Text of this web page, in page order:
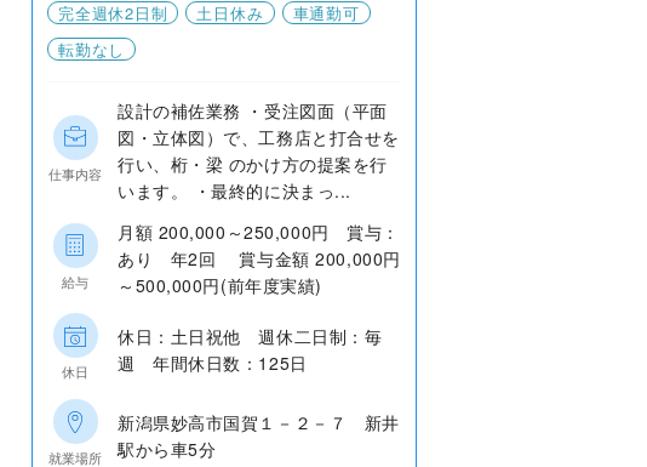
完全週休2日制
土日休み
車通勤可
転勤なし
仕事内容
設計の補佐業務 ・受注図面（平面
図・立体図）で、工務店と打合せを
行い、桁・梁 のかけ方の提案を行
います。 ・最終的に決まっ...
給与
月額 200,000～250,000円 賞与：
あり 年2回 賞与金額 200,000円
～500,000円(前年度実績)
休日
休日：土日祝他 週休二日制：毎
週 年間休日数：125日
就業場所
新潟県妙高市国賀１－２－７ 新井
駅から車5分